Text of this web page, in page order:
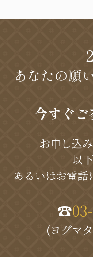
あなたの願
今すぐご
お申し込
以
あるいはお電話
☎︎
(ヨグマ